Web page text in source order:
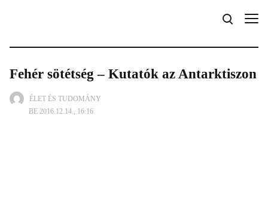
ÉLET ÉS TUDOMÁNY
BE 2016.12.14., 16:16
Fehér sötétség – Kutatók az Antarktiszon